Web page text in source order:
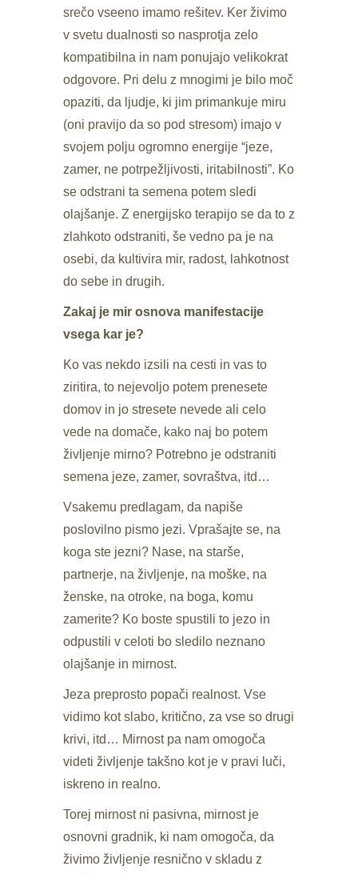
srečo vseeno imamo rešitev. Ker živimo
v svetu dualnosti so nasprotja zelo
kompatibilna in nam ponujajo velikokrat
odgovore. Pri delu z mnogimi je bilo moč
opaziti, da ljudje, ki jim primankuje miru
(oni pravijo da so pod stresom) imajo v
svojem polju ogromno energije “jeze,
zamer, ne potrpežljivosti, iritabilnosti”. Ko
se odstrani ta semena potem sledi
olajšanje. Z energijsko terapijo se da to z
zlahkoto odstraniti, še vedno pa je na
osebi, da kultivira mir, radost, lahkotnost
do sebe in drugih.
Zakaj je mir osnova manifestacije
vsega kar je?
Ko vas nekdo izsili na cesti in vas to
ziritira, to nejevoljo potem prenesete
domov in jo stresete nevede ali celo
vede na domače, kako naj bo potem
življenje mirno? Potrebno je odstraniti
semena jeze, zamer, sovraštva, itd…
Vsakemu predlagam, da napiše
poslovilno pismo jezi. Vprašajte se, na
koga ste jezni? Nase, na starše,
partnerje, na življenje, na moške, na
ženske, na otroke, na boga, komu
zamerite? Ko boste spustili to jezo in
odpustili v celoti bo sledilo neznano
olajšanje in mirnost.
Jeza preprosto popači realnost. Vse
vidimo kot slabo, kritično, za vse so drugi
krivi, itd… Mirnost pa nam omogoča
videti življenje takšno kot je v pravi luči,
iskreno in realno.
Torej mirnost ni pasivna, mirnost je
osnovni gradnik, ki nam omogoča, da
živimo življenje resnično v skladu z